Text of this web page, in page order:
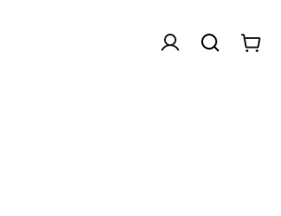
Webáruház értékelése